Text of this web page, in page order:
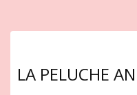
LA PELUCHE